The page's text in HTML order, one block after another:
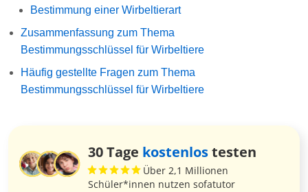
Bestimmung einer Wirbeltierart
Zusammenfassung zum Thema
Bestimmungsschlüssel für Wirbeltiere
Häufig gestellte Fragen zum Thema
Bestimmungsschlüssel für Wirbeltiere
30 Tage kostenlostesten
Über 2,1 Millionen
Schüler*innen nutzen sofatutor